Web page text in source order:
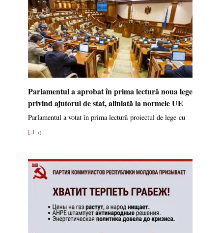
Parlamentul a aprobat în prima lectură noua lege
privind ajutorul de stat, aliniată la normele UE
Parlamentul a votat în prima lectură proiectul de lege cu
0